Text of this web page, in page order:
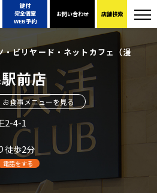
鍵付
完全個室
WEB予約
お問い合わせ 店舗検索
ビリヤード・ネットカフェ（漫
前店
お食事メニューを見る
2-4-1
徒歩2分
電話をする